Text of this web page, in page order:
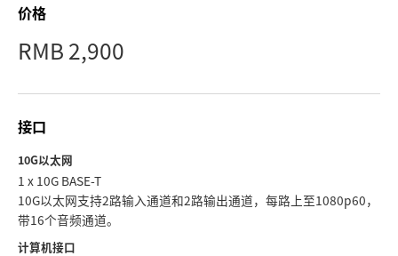
Malaysia
Norway
Poland
Portugal
价格
RMB 2,900
接口
10G以太网
1 x 10G BASE-T
10G以太网支持2路输入通道和2路输出通道，每路上至1080p60，
带16个音频通道。
计算机接口